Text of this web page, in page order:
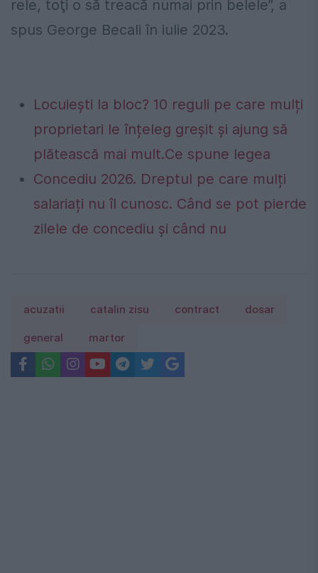
rele, toţi o să treacă numai prin belele”, a
spus George Becali în iulie 2023.
Locuiești la bloc? 10 reguli pe care mulți
proprietari le înțeleg greșit și ajung să
plătească mai mult.Ce spune legea
Concediu 2026. Dreptul pe care mulți
salariați nu îl cunosc. Când se pot pierde
zilele de concediu și când nu
acuzatii catalin zisu contract dosar
general martor